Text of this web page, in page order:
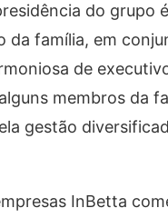
do grupo
da família, em
de
membros da
gestão
InBetta